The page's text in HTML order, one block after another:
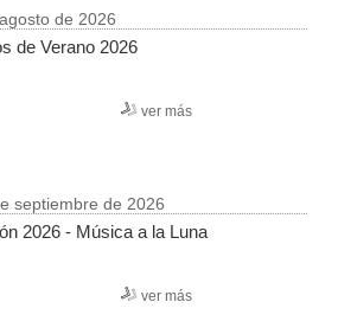
de 2026
de Verano 2026
ver más
septiembre de 2026
2026 - Música a la Luna
ver más